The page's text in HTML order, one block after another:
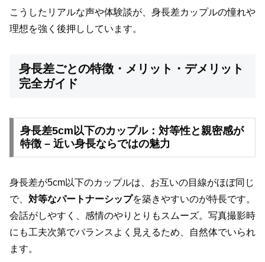
こうしたリアルな声や体験談が、身長差カップルの憧れや
理想を強く後押ししています。
身長差ごとの特徴・メリット・デメリット
完全ガイド
身長差5cm以下のカップル：対等性と親密感が
特徴 – 近い身長ならではの魅力
身長差が5cm以下のカップルは、お互いの目線がほぼ同じ
で、 対等なパートナーシップを築きやすいのが特長です。
会話がしやすく、感情のやりとりもスムーズ。写真撮影時
にも工夫次第でバランスよく見えるため、自然体でいられ
ます。